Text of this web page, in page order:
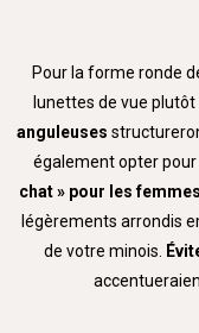
Pour la forme ronde
lunettes de vue plutôt
anguleuses
également opter
chat » pour les
légèrements arrondis
de votre minois.